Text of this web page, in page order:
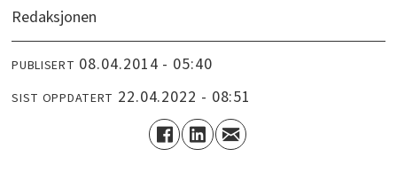
Redaksjonen
PUBLISERT 08.04.2014 - 05:40
SIST OPPDATERT 22.04.2022 - 08:51